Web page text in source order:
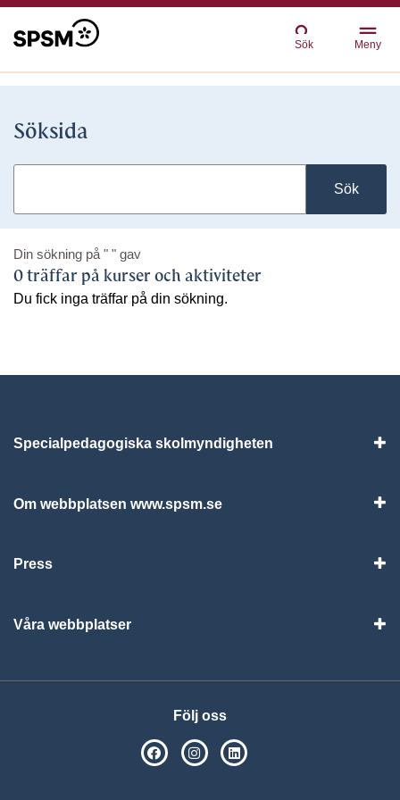
Sök Meny
Söksida
Sök
Din sökning på " " gav
0 träffar på kurser och aktiviteter
Du fick inga träffar på din sökning.
Specialpedagogiska skolmyndigheten
Om webbplatsen www.spsm.se
Press
Våra webbplatser
Följ oss
SPSM på Facebook
SPSM på Instagram